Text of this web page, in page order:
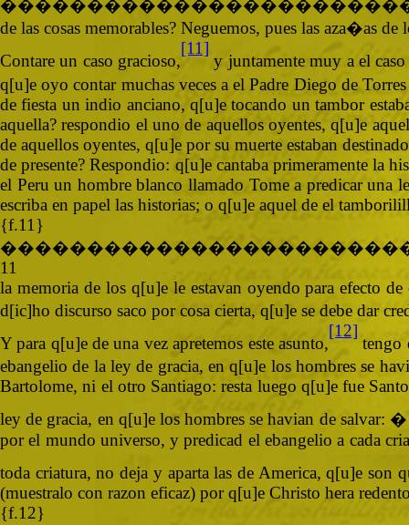
de las cosas memorables? Neguemos, pues las aza�as
Contare un caso gracioso,
[11]
y juntamente muy a el
q[u]e oyo contar muchas veces a el Padre Diego de
de fiesta un indio anciano, q[u]e tocando un tambor
aquella? respondio el uno de aquellos oyentes, q[u]e
de aquellos oyentes, q[u]e por su muerte estaban
de presente? Respondio: q[u]e cantaba primeramente
el Peru un hombre blanco llamado Tome a predicar una
escriba en papel las historias; o q[u]e aquel de el
{f.11}
11
la memoria de los q[u]e le estavan oyendo para efecto
d[ic]ho discurso saco por cosa cierta, q[u]e se debe dar
Y para q[u]e de una vez apretemos este asunto,
[12]
tengo
ebangelio de la ley de gracia, en q[u]e los hombres se
Bartolome, ni el otro Santiago: resta luego q[u]e fue
ley de gracia, en q[u]e los hombres se havian de salvar:
por el mundo universo, y predicad el ebangelio a cada
toda criatura, no deja y aparta las de America, q[u]e son
(muestralo con razon eficaz) por q[u]e Christo hera
{f.12}